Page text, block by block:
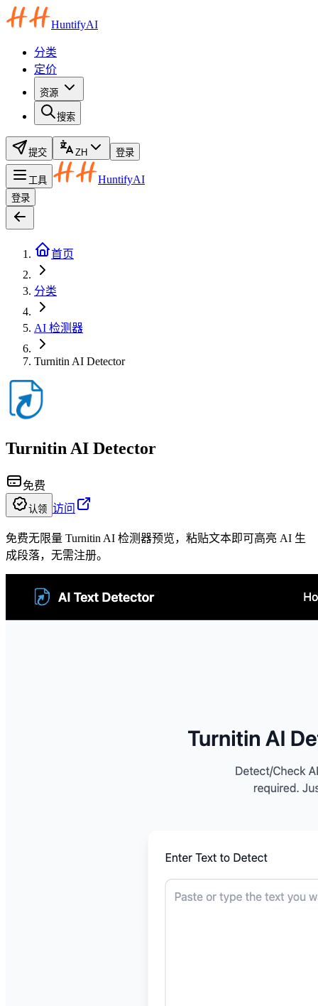
HuntifyAI
分类
定价
资源
搜索
提交 ZH 登录
工具 HuntifyAI
登录
首页
分类
AI 检测器
Turnitin AI Detector
Turnitin AI Detector
免费
认领 访问
免费无限量 Turnitin AI 检测器预览，粘贴文本即可高亮 AI 生
成段落，无需注册。